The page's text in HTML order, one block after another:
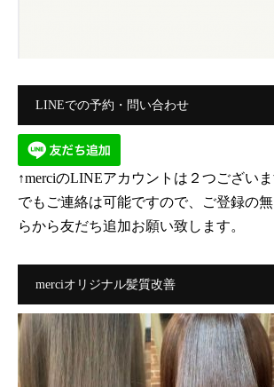
LINEでの予約・問い合わせ
↑merciのLINEアカウントは２つござい
でもご連絡は可能ですので、ご登録の
らから友だち追加お願い致します。
merciオリジナル髪質改善